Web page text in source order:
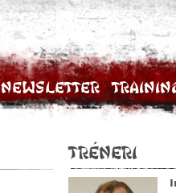
Newsletter
Tréneri